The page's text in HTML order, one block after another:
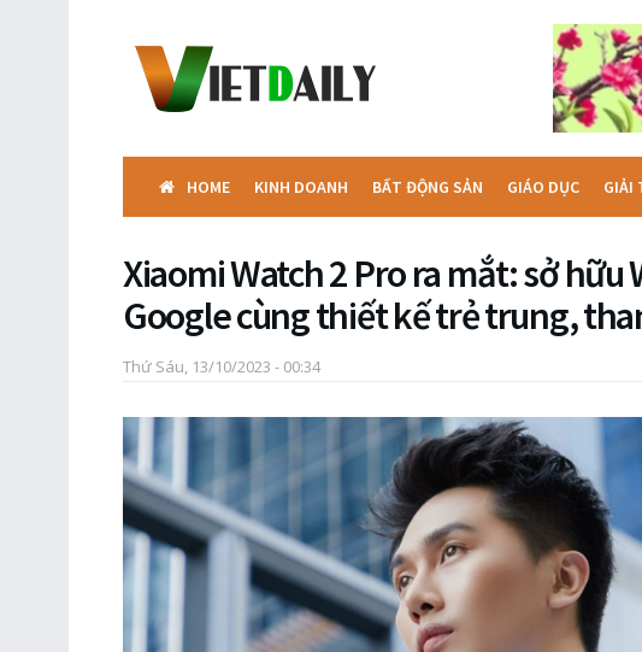
HOME KINH DOANH BẤT ĐỘNG SẢN GIÁO DỤC GIẢI
Xiaomi Watch 2 Pro ra mắt: sở hữu
Google cùng thiết kế trẻ trung,
Thứ Sáu, 13/10/2023 - 00:34